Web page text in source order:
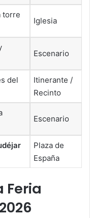
torre
Iglesia
Escenario
del
Itinerante /
Recinto
Escenario
Plaza de
España
Feria